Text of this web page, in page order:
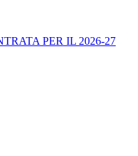
PER IL 2026-27